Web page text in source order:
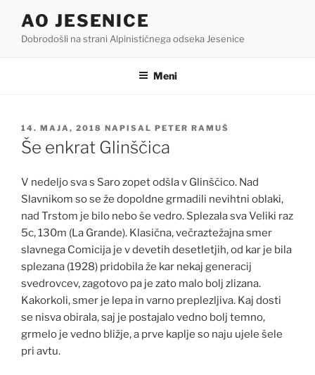
vsebino
AO JESENICE
Dobrodošli na strani Alpinističnega odseka Jesenice
Meni
OBJAVLJENO
DNE
14. MAJA, 2018 NAPISAL PETER RAMUŠ
Še enkrat Glinščica
V nedeljo sva s Saro zopet odšla v Glinščico. Nad
Slavnikom so se že dopoldne grmadili nevihtni oblaki,
nad Trstom je bilo nebo še vedro. Splezala sva Veliki raz
5c, 130m (La Grande). Klasična, večraztežajna smer
slavnega Comicija je v devetih desetletjih, od kar je bila
splezana (1928) pridobila že kar nekaj generacij
svedrovcev, zagotovo pa je zato malo bolj zlizana.
Kakorkoli, smer je lepa in varno preplezljiva. Kaj dosti
se nisva obirala, saj je postajalo vedno bolj temno,
grmelo je vedno bližje, a prve kaplje so naju ujele šele
pri avtu.